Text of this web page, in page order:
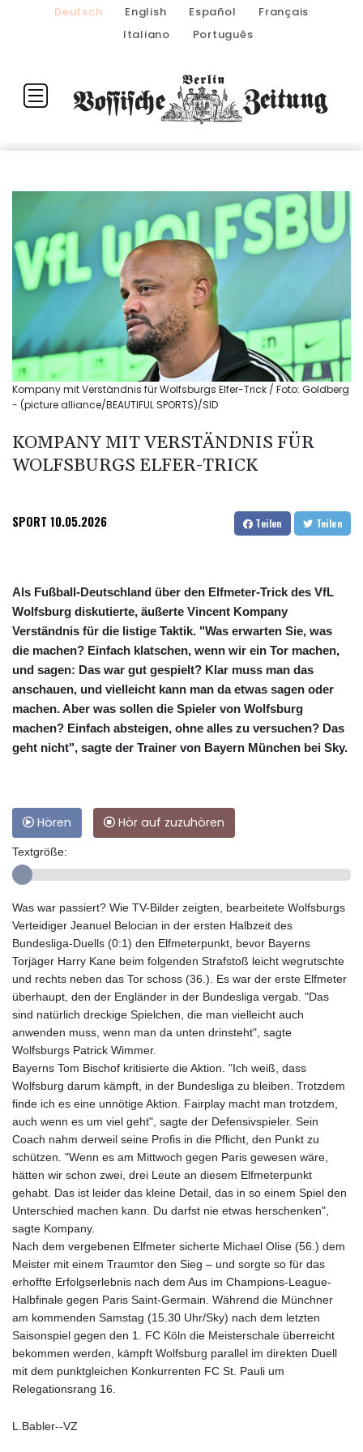
Deutsch English Español
Français
Italiano
Português
Kompany mit Verständnis für Wolfsburgs Elfer-Trick / Foto: Goldberg
- (picture alliance/BEAUTIFUL SPORTS)/SID
KOMPANY MIT VERSTÄNDNIS FÜR
WOLFSBURGS ELFER-TRICK
SPORT 10.05.2026 Teilen Teilen
Als Fußball-Deutschland über den Elfmeter-Trick des VfL
Wolfsburg diskutierte, äußerte Vincent Kompany
Verständnis für die listige Taktik. "Was erwarten Sie, was
die machen? Einfach klatschen, wenn wir ein Tor machen,
und sagen: Das war gut gespielt? Klar muss man das
anschauen, und vielleicht kann man da etwas sagen oder
machen. Aber was sollen die Spieler von Wolfsburg
machen? Einfach absteigen, ohne alles zu versuchen? Das
geht nicht", sagte der Trainer von Bayern München bei Sky.
Hören Hör auf zuzuhören
Textgröße:
Was war passiert? Wie TV-Bilder zeigten, bearbeitete Wolfsburgs
Verteidiger Jeanuel Belocian in der ersten Halbzeit des
Bundesliga-Duells (0:1) den Elfmeterpunkt, bevor Bayerns
Torjäger Harry Kane beim folgenden Strafstoß leicht wegrutschte
und rechts neben das Tor schoss (36.). Es war der erste Elfmeter
überhaupt, den der Engländer in der Bundesliga vergab. "Das
sind natürlich dreckige Spielchen, die man vielleicht auch
anwenden muss, wenn man da unten drinsteht", sagte
Wolfsburgs Patrick Wimmer.
Bayerns Tom Bischof kritisierte die Aktion. "Ich weiß, dass
Wolfsburg darum kämpft, in der Bundesliga zu bleiben. Trotzdem
finde ich es eine unnötige Aktion. Fairplay macht man trotzdem,
auch wenn es um viel geht", sagte der Defensivspieler. Sein
Coach nahm derweil seine Profis in die Pflicht, den Punkt zu
schützen. "Wenn es am Mittwoch gegen Paris gewesen wäre,
hätten wir schon zwei, drei Leute an diesem Elfmeterpunkt
gehabt. Das ist leider das kleine Detail, das in so einem Spiel den
Unterschied machen kann. Du darfst nie etwas herschenken",
sagte Kompany.
Nach dem vergebenen Elfmeter sicherte Michael Olise (56.) dem
Meister mit einem Traumtor den Sieg – und sorgte so für das
erhoffte Erfolgserlebnis nach dem Aus im Champions-League-
Halbfinale gegen Paris Saint-Germain. Während die Münchner
am kommenden Samstag (15.30 Uhr/Sky) nach dem letzten
Saisonspiel gegen den 1. FC Köln die Meisterschale überreicht
bekommen werden, kämpft Wolfsburg parallel im direkten Duell
mit dem punktgleichen Konkurrenten FC St. Pauli um
Relegationsrang 16.
L.Babler--VZ